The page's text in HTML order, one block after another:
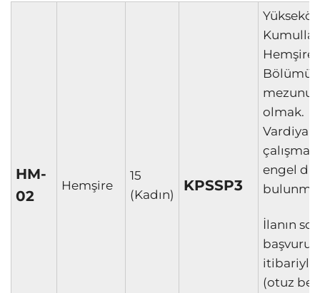
HM-
02
Hemşire
15
(Kadın)
KPSSP3
Bölümü
mezunu
olmak.
Vardiyalı
engel
İlanın son
başvuru
itibariyle
(otuz